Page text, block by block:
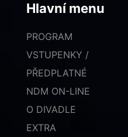
Hlavní menu
PROGRAM
VSTUPENKY /
PŘEDPLATNÉ
NDM ON-LINE
O DIVADLE
EXTRA